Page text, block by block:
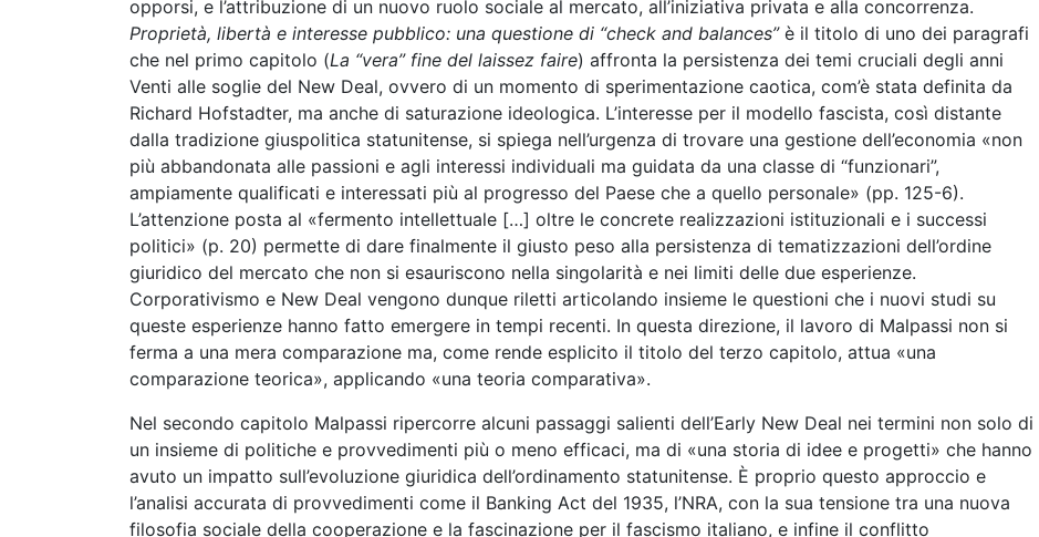
opporsi, e l’attribuzione di un nuovo ruolo sociale al mercato, all’iniziativa privata e alla concorrenza.
Proprietà, libertà e interesse pubblico: una questione di “check and balances”è il titolo di uno dei paragrafi
che nel primo capitolo (La “vera” fine del laissez faire) affronta la persistenza dei temi cruciali degli anni
Venti alle soglie del New Deal, ovvero di un momento di sperimentazione caotica, com’è stata definita da
Richard Hofstadter, ma anche di saturazione ideologica. L’interesse per il modello fascista, così distante
dalla tradizione giuspolitica statunitense, si spiega nell’urgenza di trovare una gestione dell’economia «non
più abbandonata alle passioni e agli interessi individuali ma guidata da una classe di “funzionari”,
ampiamente qualificati e interessati più al progresso del Paese che a quello personale» (pp. 125-6).
L’attenzione posta al «fermento intellettuale […] oltre le concrete realizzazioni istituzionali e i successi
politici» (p. 20) permette di dare finalmente il giusto peso alla persistenza di tematizzazioni dell’ordine
giuridico del mercato che non si esauriscono nella singolarità e nei limiti delle due esperienze.
Corporativismo e New Deal vengono dunque riletti articolando insieme le questioni che i nuovi studi su
queste esperienze hanno fatto emergere in tempi recenti. In questa direzione, il lavoro di Malpassi non si
ferma a una mera comparazione ma, come rende esplicito il titolo del terzo capitolo, attua «una
comparazione teorica», applicando «una teoria comparativa».
Nel secondo capitolo Malpassi ripercorre alcuni passaggi salienti dell’Early New Deal nei termini non solo di
un insieme di politiche e provvedimenti più o meno efficaci, ma di «una storia di idee e progetti» che hanno
avuto un impatto sull’evoluzione giuridica dell’ordinamento statunitense. È proprio questo approccio e
l’analisi accurata di provvedimenti come il Banking Act del 1935, l’NRA, con la sua tensione tra una nuova
filosofia sociale della cooperazione e la fascinazione per il fascismo italiano, e infine il conflitto